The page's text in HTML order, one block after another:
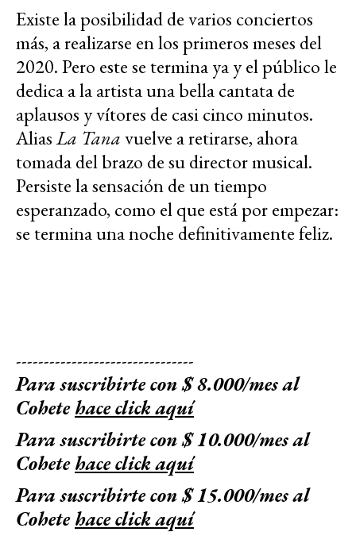
Existe la posibilidad de varios conciertos
más, a realizarse en los primeros meses del
2020. Pero este se termina ya y el público le
dedica a la artista una bella cantata de
aplausos y vítores de casi cinco minutos.
AliasLa Tanavuelve a retirarse, ahora
tomada del brazo de su director musical.
Persiste la sensación de un tiempo
esperanzado, como el que está por empezar:
se termina una noche definitivamente feliz.
--------------------------------
Para suscribirte con $ 8.000/mes al
Cohetehace click aquí
Para suscribirte con $ 10.000/mes al
Cohetehace click aquí
Para suscribirte con $ 15.000/mes al
Cohetehace click aquí